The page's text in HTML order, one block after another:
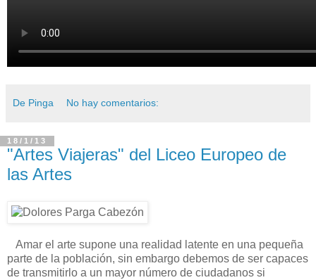
De Pinga No hay comentarios:
18/1/13
"Artes Viajeras" del Liceo Europeo de
las Artes
Amar el arte supone una realidad latente en una pequeña
parte de la población, sin embargo debemos de ser capaces
de transmitirlo a un mayor número de ciudadanos si